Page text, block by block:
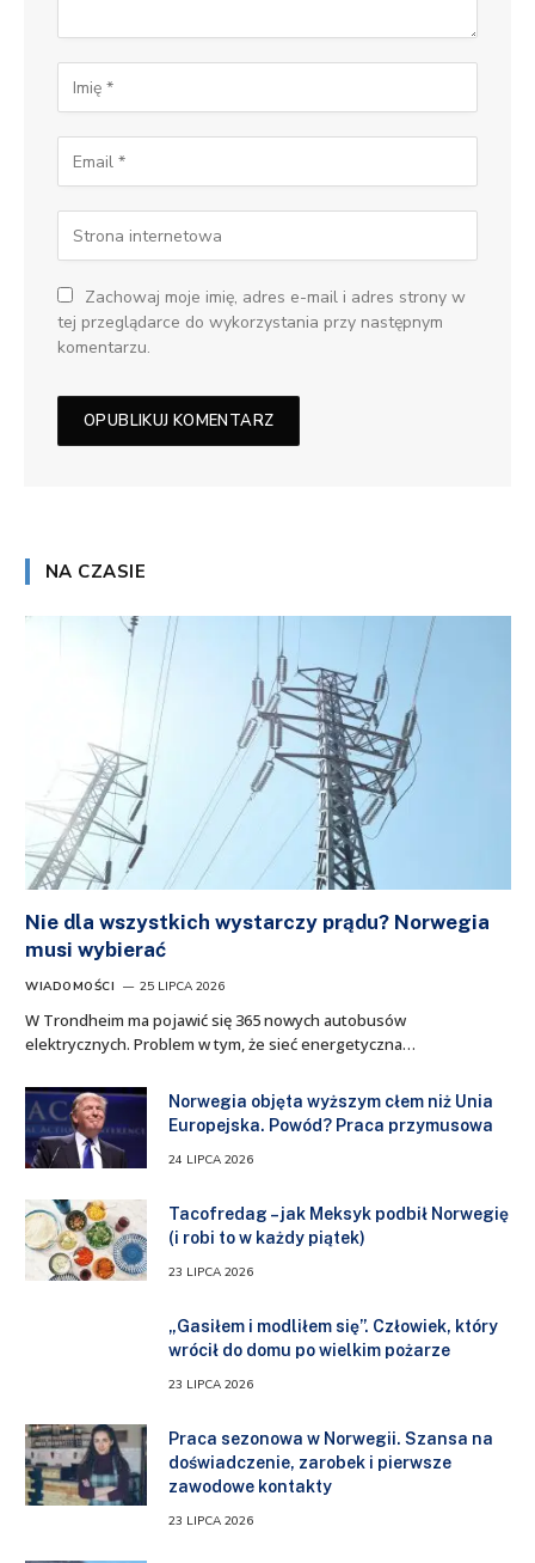
Zachowaj moje imię, adres e-mail i adres strony w
tej przeglądarce do wykorzystania przy następnym
komentarzu.
NA CZASIE
Nie dla wszystkich wystarczy prądu? Norwegia
musi wybierać
WIADOMOŚCI 25 LIPCA 2026
W Trondheim ma pojawić się 365 nowych autobusów
elektrycznych. Problem w tym, że sieć energetyczna…
Norwegia objęta wyższym cłem niż Unia
Europejska. Powód? Praca przymusowa
24 LIPCA 2026
Tacofredag – jak Meksyk podbił Norwegię
(i robi to w każdy piątek)
23 LIPCA 2026
„Gasiłem i modliłem się”. Człowiek, który
wrócił do domu po wielkim pożarze
23 LIPCA 2026
Praca sezonowa w Norwegii. Szansa na
doświadczenie, zarobek i pierwsze
zawodowe kontakty
23 LIPCA 2026